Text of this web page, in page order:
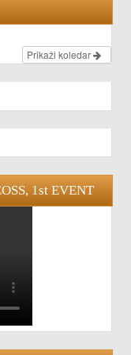
Prikaži koledar
1st EVENT